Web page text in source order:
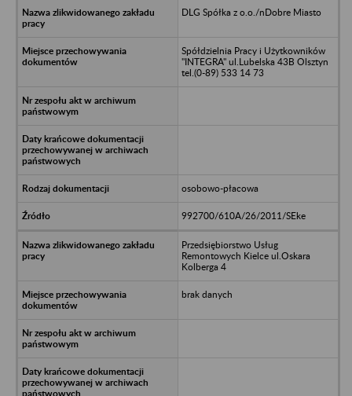
DLG Spółka z o.o./nDobre Miasto
Spółdzielnia Pracy i Użytkowników
"INTEGRA" ul.Lubelska 43B Olsztyn
tel.(0-89) 533 14 73
osobowo-płacowa
992700/610A/26/2011/SEke
Przedsiębiorstwo Usług
Remontowych Kielce ul.Oskara
Kolberga 4
brak danych